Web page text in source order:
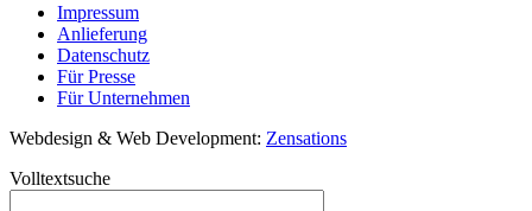
Impressum
Anlieferung
Datenschutz
Für Presse
Für Unternehmen
Webdesign & Web Development: Zensations
Volltextsuche